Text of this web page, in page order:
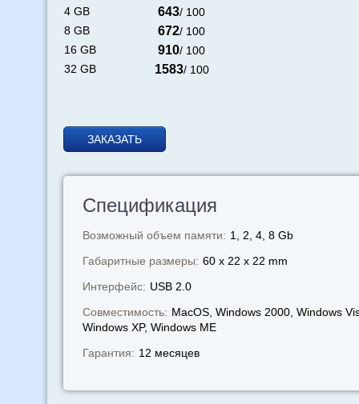
4 GB
643/ 100
8 GB
672/ 100
16 GB
910/ 100
32 GB
1583/ 100
ЗАКАЗАТЬ
Спецификация
Возможный объем памяти: 1, 2, 4, 8 Gb
Габаритные размеры: 60 x 22 x 22 mm
Интерфейс: USB 2.0
Совместимость: MacOS, Windows 2000, Windows
Windows XP, Windows МЕ
Гарантия: 12 месяцев